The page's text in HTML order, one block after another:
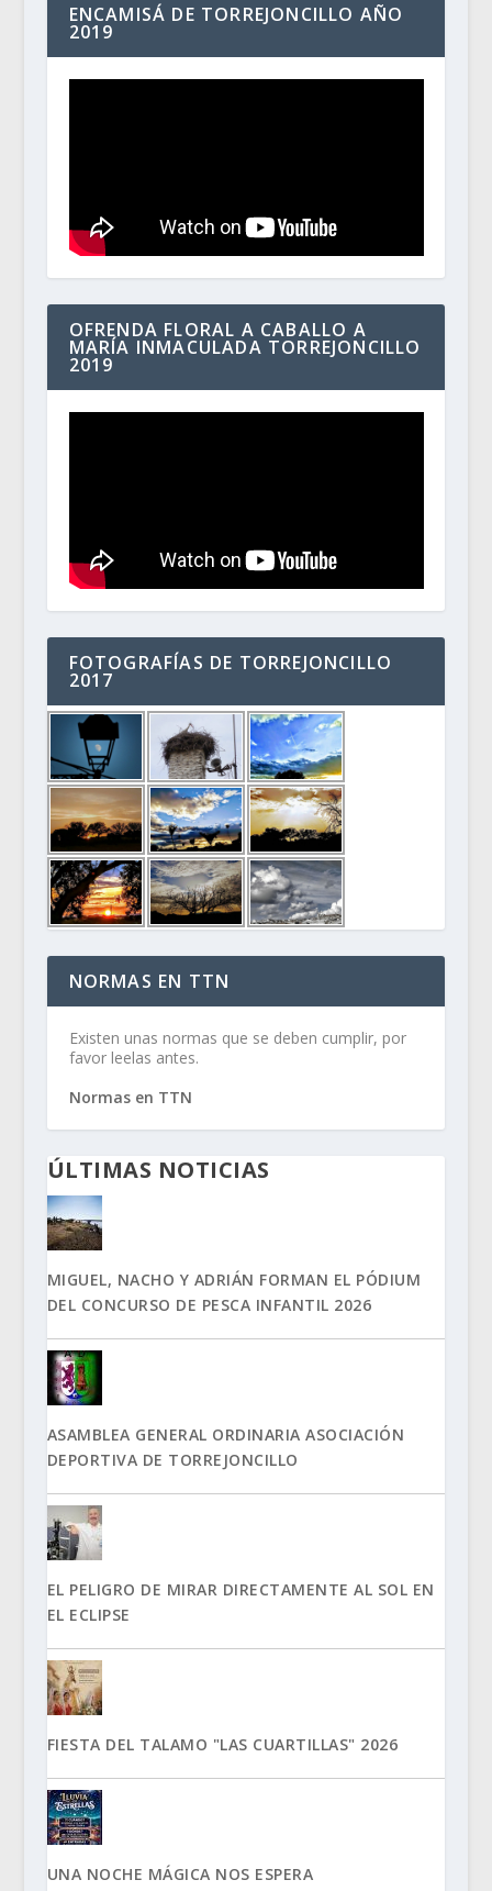
ENCAMISÁ DE TORREJONCILLO AÑO
2019
OFRENDA FLORAL A CABALLO A
MARÍA INMACULADA TORREJONCILLO
2019
FOTOGRAFÍAS DE TORREJONCILLO
2017
NORMAS EN TTN
Existen unas normas que se deben cumplir, por
favor leelas antes.
Normas en TTN
ÚLTIMAS NOTICIAS
MIGUEL, NACHO Y ADRIÁN FORMAN EL PÓDIUM
DEL CONCURSO DE PESCA INFANTIL 2026
ASAMBLEA GENERAL ORDINARIA ASOCIACIÓN
DEPORTIVA DE TORREJONCILLO
EL PELIGRO DE MIRAR DIRECTAMENTE AL SOL EN
EL ECLIPSE
FIESTA DEL TALAMO "LAS CUARTILLAS" 2026
UNA NOCHE MÁGICA NOS ESPERA